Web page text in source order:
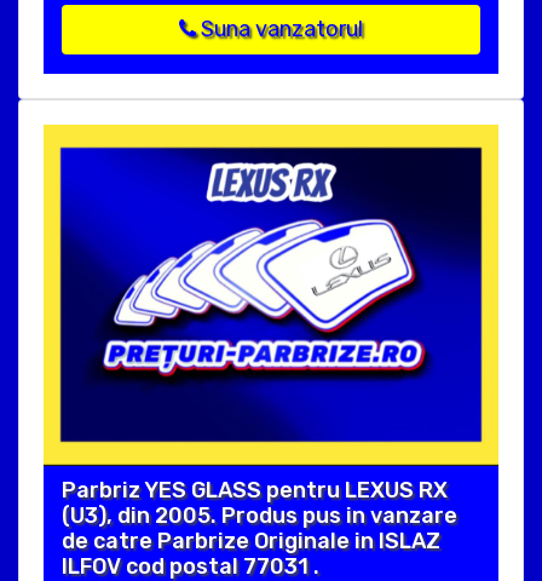
Suna vanzatorul
Parbriz YES GLASS pentru LEXUS RX
(U3), din 2005. Produs pus in vanzare
de catre Parbrize Originale in ISLAZ
ILFOV cod postal 77031 .